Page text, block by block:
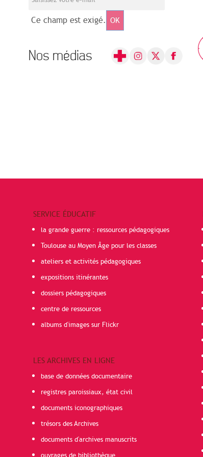
Ce champ est exigé. OK
Nos médias
SERVICE ÉDUCATIF
la grande guerre : ressources pédagogiques
Toulouse au Moyen Âge pour les classes
ateliers et activités pédagogiques
expositions itinérantes
dossiers pédagogiques
centre de ressources
albums d'images sur Flickr
LES ARCHIVES EN LIGNE
base de données documentaire
registres paroissiaux, état civil
documents iconographiques
trésors des Archives
documents d'archives manuscrits